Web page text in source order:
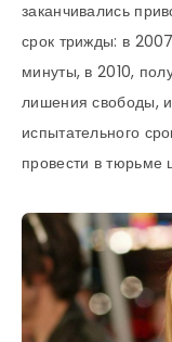
заканчивались
срок трижды: в
минуты, в 2010,
лишения свободы,
испытательного
провести в тюрьме